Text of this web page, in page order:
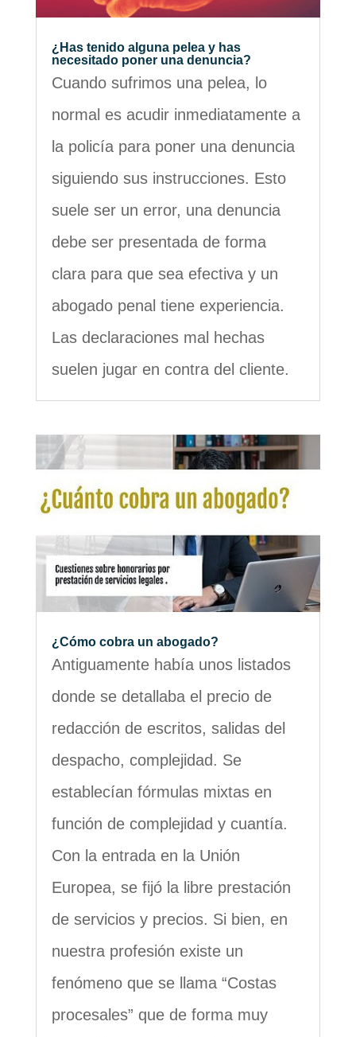
¿Has tenido alguna pelea y has
necesitado poner una denuncia?
Cuando sufrimos una pelea, lo
normal es acudir inmediatamente a
la policía para poner una denuncia
siguiendo sus instrucciones. Esto
suele ser un error, una denuncia
debe ser presentada de forma
clara para que sea efectiva y un
abogado penal tiene experiencia.
Las declaraciones mal hechas
suelen jugar en contra del cliente.
¿Cómo cobra un abogado?
Antiguamente había unos listados
donde se detallaba el precio de
redacción de escritos, salidas del
despacho, complejidad. Se
establecían fórmulas mixtas en
función de complejidad y cuantía.
Con la entrada en la Unión
Europea, se fijó la libre prestación
de servicios y precios. Si bien, en
nuestra profesión existe un
fenómeno que se llama “Costas
procesales” que de forma muy